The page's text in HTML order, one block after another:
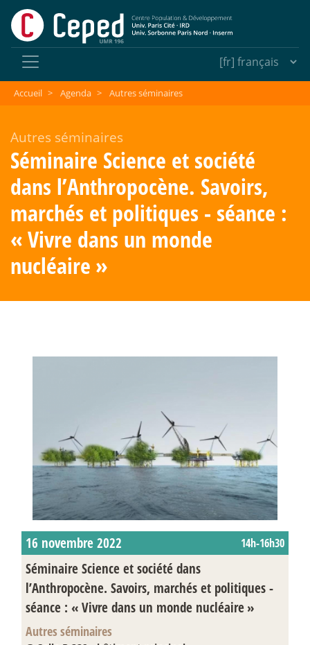
Accueil > Agenda > Autres séminaires
Autres séminaires
Séminaire Science et société
dans l’Anthropocène. Savoirs,
marchés et politiques - séance :
«Vivre dans un monde
nucléaire »
16 novembre 2022 14h-16h30
Séminaire Science et société dans
l’Anthropocène. Savoirs, marchés et politiques -
séance : «Vivre dans un monde nucléaire»
Autres séminaires